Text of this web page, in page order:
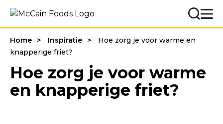
Home Inspiratie
Hoe zorg je voor warme en
knapperige friet?
Hoe zorg je voor warme
en knapperige friet?